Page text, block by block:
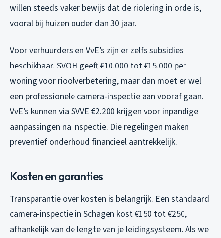
willen steeds vaker bewijs dat de riolering in orde is,
vooral bij huizen ouder dan 30 jaar.
Voor verhuurders en VvE’s zijn er zelfs subsidies
beschikbaar. SVOH geeft €10.000 tot €15.000 per
woning voor rioolverbetering, maar dan moet er wel
een professionele camera-inspectie aan vooraf gaan.
VvE’s kunnen via SVVE €2.200 krijgen voor inpandige
aanpassingen na inspectie. Die regelingen maken
preventief onderhoud financieel aantrekkelijk.
Kosten en garanties
Transparantie over kosten is belangrijk. Een standaard
camera-inspectie in Schagen kost €150 tot €250,
afhankelijk van de lengte van je leidingsysteem. Als we